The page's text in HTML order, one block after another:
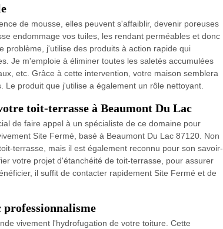
de mousse, elles peuvent s'affaiblir, devenir poreuses
endommage vos tuiles, les rendant perméables et donc
problème, j'utilise des produits à action rapide qui
Je m'emploie à éliminer toutes les saletés accumulées
etc. Grâce à cette intervention, votre maison semblera
produit que j'utilise a également un rôle nettoyant.
toit-terrasse à Beaumont Du Lac
de faire appel à un spécialiste de ce domaine pour
Site Fermé, basé à Beaumont Du Lac 87120. Non
terrasse, mais il est également reconnu pour son savoir-
votre projet d'étanchéité de toit-terrasse, pour assurer
il suffit de contacter rapidement Site Fermé et de
vivement l'hydrofugation de votre toiture. Cette